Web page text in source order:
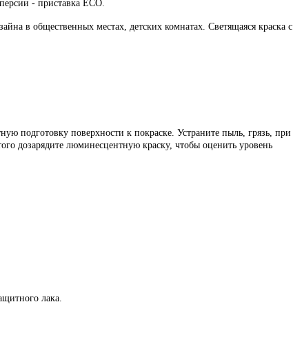
- приставка ECO.
в общественных местах, детских комнатах. Светящаяся краска с
подготовку поверхности к покраске. Устраните пыль, грязь, при
дозарядите люминесцентную краску, чтобы оценить уровень
лака.